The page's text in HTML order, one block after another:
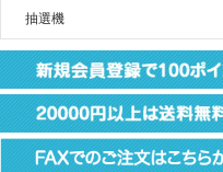
抽選機